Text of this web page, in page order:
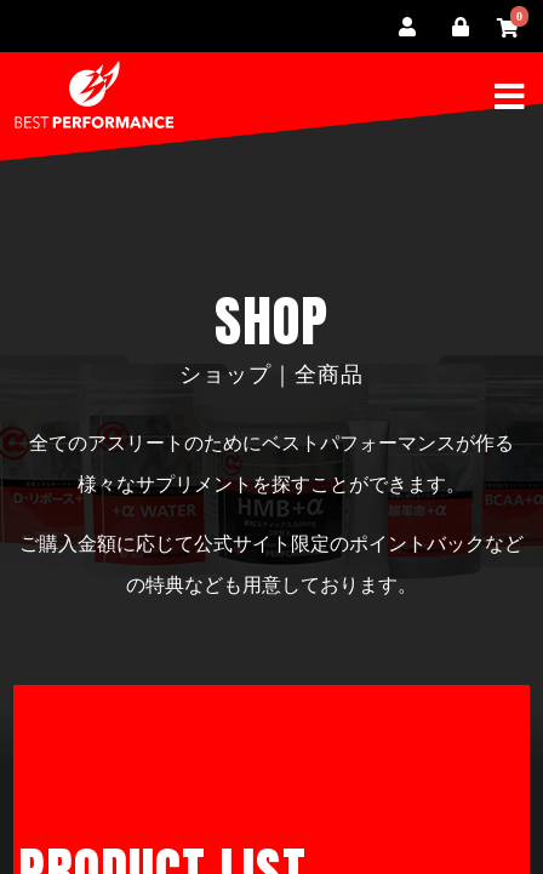
0
SHOP
ショップ｜全商品
全てのアスリートのためにベストパフォーマンスが作る
様々なサプリメントを探すことができます。
ご購入金額に応じて公式サイト限定のポイントバックなど
の特典なども用意しております。